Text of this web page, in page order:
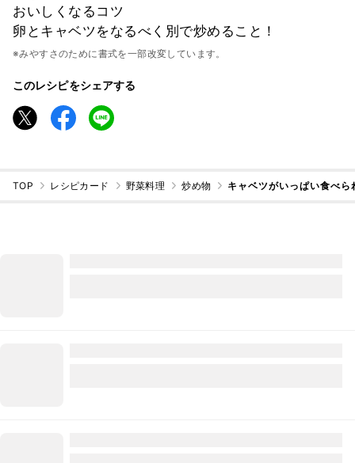
おいしくなるコツ
卵とキャベツをなるべく別で炒めること！
※みやすさのために書式を一部改変しています。
このレシピをシェアする
TOP レシピカード 野菜料理 炒め物 キャベツがいっぱい食べ